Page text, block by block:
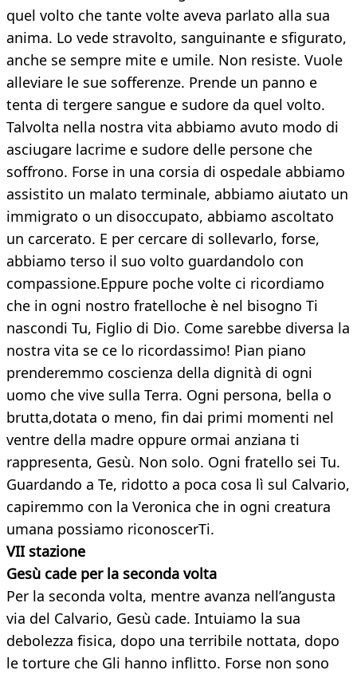
quel volto che tante volte aveva parlato alla sua
anima. Lo vede stravolto, sanguinante e sfigurato,
anche se sempre mite e umile. Non resiste. Vuole
alleviare le sue sofferenze. Prende un panno e
tenta di tergere sangue e sudore da quel volto.
Talvolta nella nostra vita abbiamo avuto modo di
asciugare lacrime e sudore delle persone che
soffrono. Forse in una corsia di ospedale abbiamo
assistito un malato terminale, abbiamo aiutato un
immigrato o un disoccupato, abbiamo ascoltato
un carcerato. E per cercare di sollevarlo, forse,
abbiamo terso il suo volto guardandolo con
compassione.Eppure poche volte ci ricordiamo
che in ogni nostro fratelloche è nel bisogno Ti
nascondi Tu, Figlio di Dio. Come sarebbe diversa la
nostra vita se ce lo ricordassimo! Pian piano
prenderemmo coscienza della dignità di ogni
uomo che vive sulla Terra. Ogni persona, bella o
brutta,dotata o meno, fin dai primi momenti nel
ventre della madre oppure ormai anziana ti
rappresenta, Gesù. Non solo. Ogni fratello sei Tu.
Guardando a Te, ridotto a poca cosa lì sul Calvario,
capiremmo con la Veronica che in ogni creatura
umana possiamo riconoscerTi.
VII stazione
Gesù cade per la seconda volta
Per la seconda volta, mentre avanza nell’angusta
via del Calvario, Gesù cade. Intuiamo la sua
debolezza fisica, dopo una terribile nottata, dopo
le torture che Gli hanno inflitto. Forse non sono